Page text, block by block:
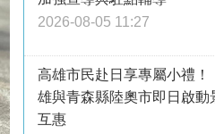
2026-08-05 11:27
高雄市民赴日享專屬小禮
雄與青森縣陸奧市即日啟動
互惠